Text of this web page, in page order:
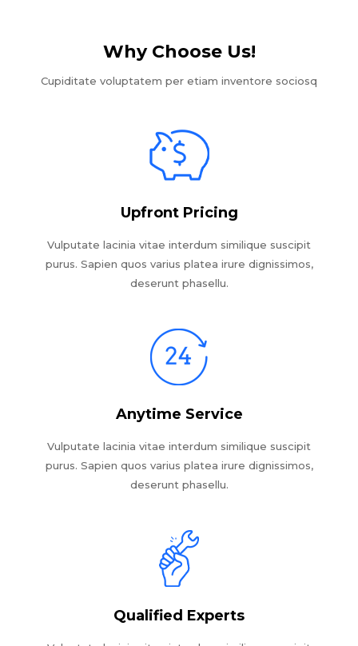
Why Choose Us!​
Cupiditate voluptatem per etiam inventore sociosq
Upfront Pricing
Vulputate lacinia vitae interdum similique suscipit
purus. Sapien quos varius platea irure dignissimos,
deserunt phasellu.
Anytime Service
Vulputate lacinia vitae interdum similique suscipit
purus. Sapien quos varius platea irure dignissimos,
deserunt phasellu.
Qualified Experts